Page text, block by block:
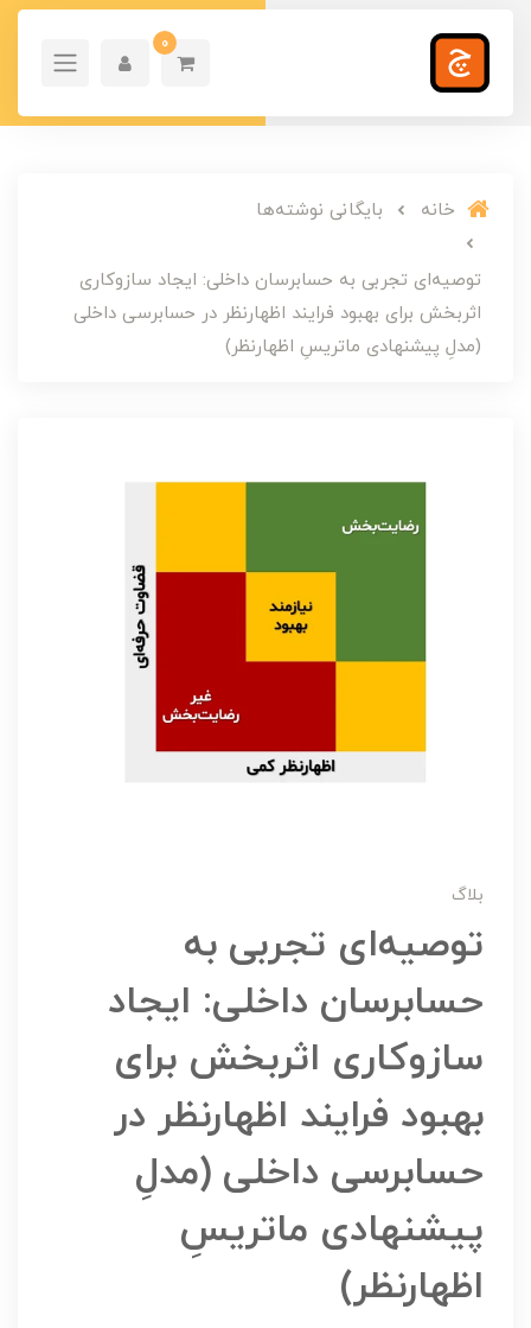
0
خانه بایگانی نوشته‌ها
توصیه‌ای تجربی به حسابرسان داخلی: ایجاد سازوکاری
اثربخش برای بهبود فرایند اظهارنظر در حسابرسی داخلی
(مدلِ پیشنهادی ماتریسِ اظهارنظر)
بلاگ
توصیه‌ای تجربی به
حسابرسان داخلی: ایجاد
سازوکاری اثربخش برای
بهبود فرایند اظهارنظر در
حسابرسی داخلی (مدلِ
پیشنهادی ماتریسِ
اظهارنظر)